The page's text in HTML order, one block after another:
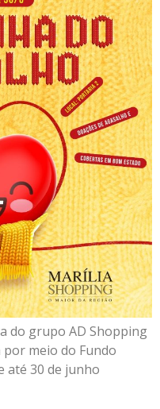
do grupo AD Shopping
meio do Fundo
até 30 de junho